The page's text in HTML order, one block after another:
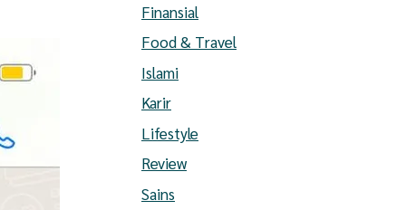
Finansial
Food & Travel
Islami
Karir
Lifestyle
Review
Sains